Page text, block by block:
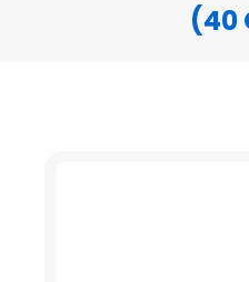
(40